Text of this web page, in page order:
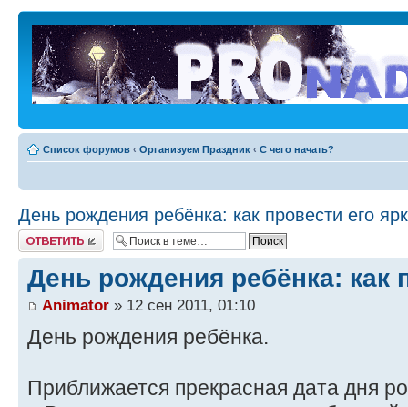
Список форумов ‹ Организуем Праздник ‹ С чего начать?
День рождения ребёнка: как провести его
Ответить
День рождения ребёнка: как
Animator » 12 сен 2011, 01:10
День рождения ребёнка.
Приближается прекрасная дата дня